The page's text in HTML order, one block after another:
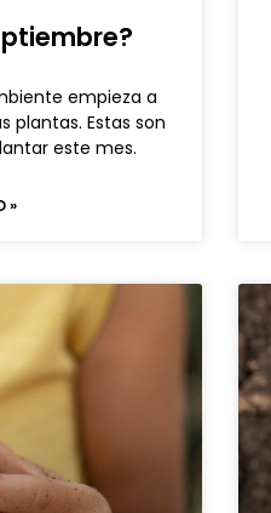
empieza a
plantas. Estas son
este mes.
»